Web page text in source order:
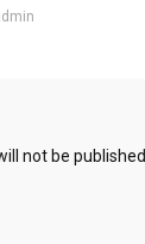
not be published.